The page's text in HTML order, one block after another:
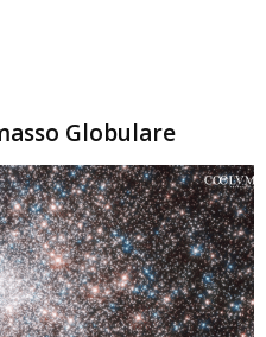
Globulare